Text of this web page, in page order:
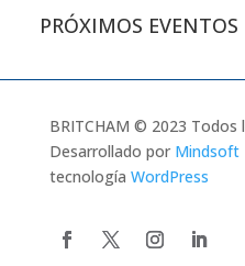
PRÓXIMOS EVENTOS
BRITCHAM © 2023 Todos
Desarrollado por Mindsoft
tecnología WordPress